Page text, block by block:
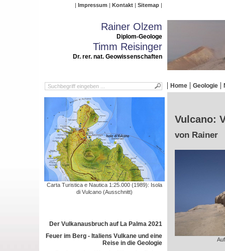
Impressum Kontakt Sitemap
Rainer Olzem
Diplom-Geologe
Timm Reisinger
Dr. rer. nat. Geowissenschaften
Home Geologie
Carta Turistica e Nautica 1:25.000 (1989): Isola
di Vulcano (Ausschnitt)
Der Vulkanausbruch auf La Palma 2021
Feuer im Berg - Italiens Vulkane und eine
Reise in die Geologie
Vulcano:
von Rainer